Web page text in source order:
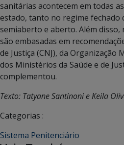
sanitárias acontecem em todas
estado, tanto no regime fechado
semiaberto e aberto. Além
são embasadas em
de Justiça (CNJ), da Organização
dos Ministérios da Saúde e de
complementou.
Texto: Tatyane Santinoni e Keila
Categorias :
Sistema Penitenciário